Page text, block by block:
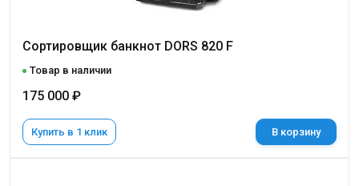
Сортировщик банкнот DORS 820 F
Товар в наличии
175 000 ₽
Купить в 1 клик В корзину